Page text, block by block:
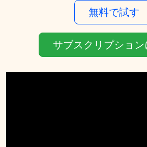
無料で試す
サブスクリプショ